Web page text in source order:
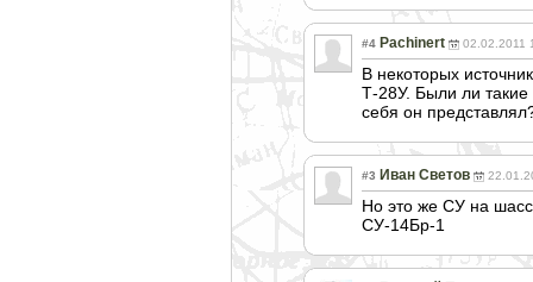
#4 Pachinert 02.02.2011
В некоторых
Т-28У. Были ли такие
себя он
#3 Иван Светов
Но это же СУ на
СУ-14Бр-1